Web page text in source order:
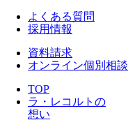
よくある質問
採用情報
資料請求
オンライン個別相談
TOP
ラ・レコルトの
想い